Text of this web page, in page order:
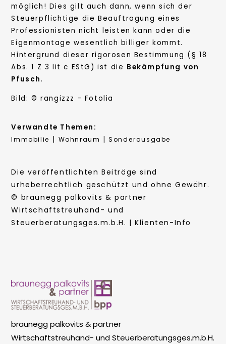
möglich! Dies gilt auch dann, wenn sich der
Steuerpflichtige die Beauftragung eines
Professionisten nicht leisten kann oder die
Eigenmontage wesentlich billiger kommt.
Hintergrund dieser rigorosen Bestimmung (§ 18
Abs. 1 Z 3 lit c EStG) ist die Bekämpfung von
Pfusch.
Bild: © rangizzz - Fotolia
Verwandte Themen:
Immobilie Wohnraum |Sonderausgabe
Die veröffentlichten Beiträge sind
urheberrechtlich geschützt und ohne Gewähr.
© braunegg palkovits & partner
Wirtschaftstreuhand- und
Steuerberatungsges.m.b.H. | Klienten-Info
braunegg palkovits & partner
Wirtschaftstreuhand- und Steuerberatungsges.m.b.H.